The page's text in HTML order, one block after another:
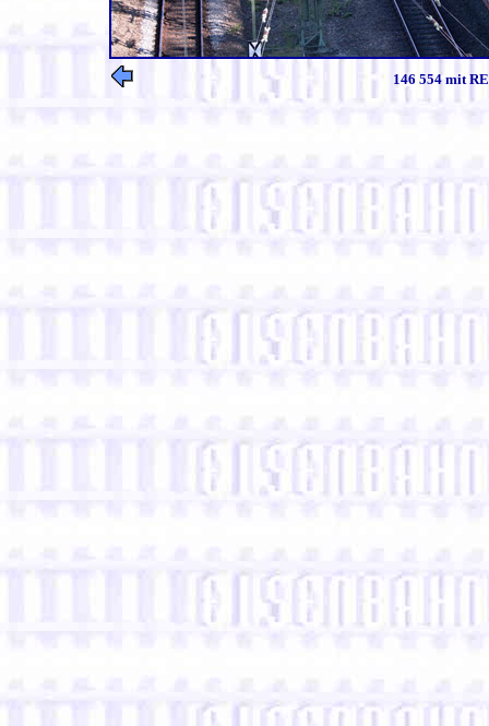
146 554 mit